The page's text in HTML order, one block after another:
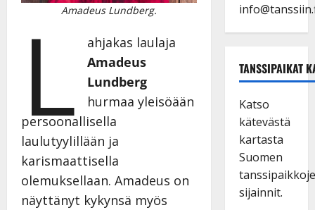
Amadeus Lundberg.
L
ahjakas laulaja
Amadeus
Lundberg
hurmaa yleisöään
persoonallisella
laulutyylillään ja
karismaattisella
olemuksellaan. Amadeus on
näyttänyt kykynsä myös
TANSSIPAIKAT
Katso
kätevästä
kartasta
Suomen
sijainnit.